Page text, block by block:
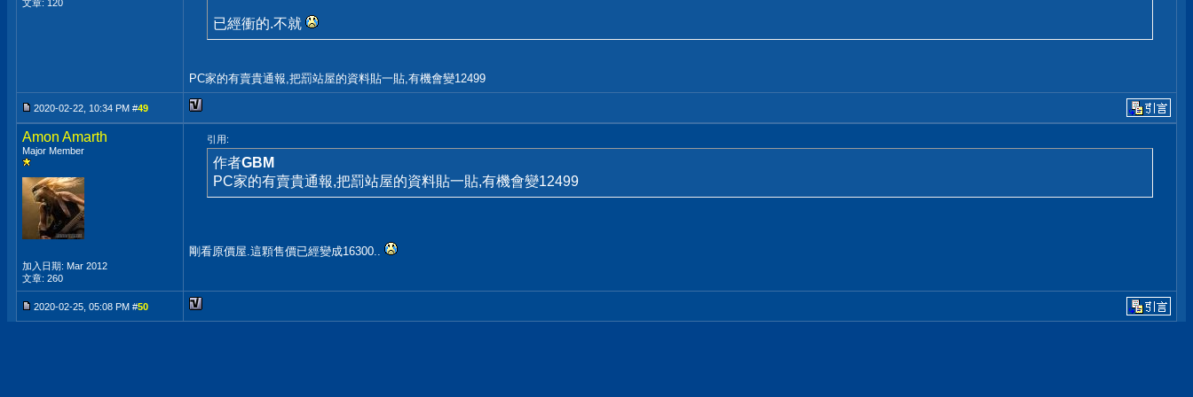
文章: 120
已經衝的.不就
PC家的有賣貴通報,把罰站屋的資料貼一貼,有機會變12499
2020-02-22, 10:34 PM #49
Amon Amarth
Major Member
加入日期: Mar 2012
文章: 260
引用:
作者GBM
PC家的有賣貴通報,把罰站屋的資料貼一貼,有機會變12499
剛看原價屋.這顆售價已經變成16300..
2020-02-25, 05:08 PM #50